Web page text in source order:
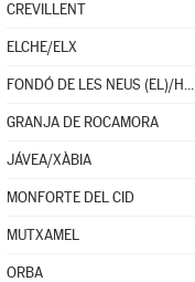
CREVILLENT
ELCHE/ELX
FONDÓ DE LES NEUS (EL)/HONDÓN DE LAS NIEVES
GRANJA DE ROCAMORA
JÁVEA/XÀBIA
MONFORTE DEL CID
MUTXAMEL
ORBA